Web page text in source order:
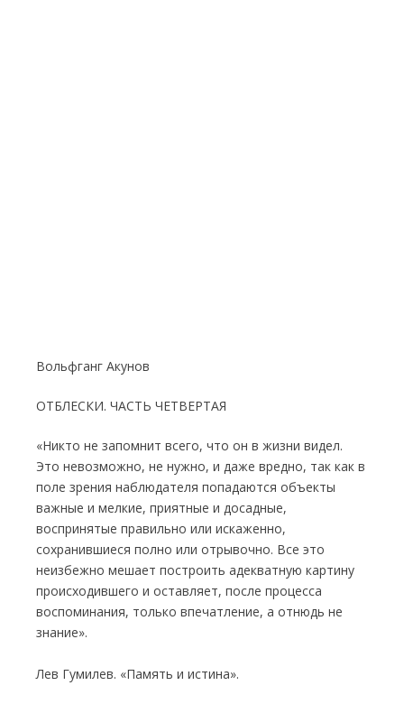
Вольфганг Акунов
ОТБЛЕСКИ. ЧАСТЬ ЧЕТВЕРТАЯ
«Никто не запомнит всего, что он в жизни видел.
Это невозможно, не нужно, и даже вредно, так как в
поле зрения наблюдателя попадаются объекты
важные и мелкие, приятные и досадные,
воспринятые правильно или искаженно,
сохранившиеся полно или отрывочно. Все это
неизбежно мешает построить адекватную картину
происходившего и оставляет, после процесса
воспоминания, только впечатление, а отнюдь не
знание».
Лев Гумилев. «Память и истина».